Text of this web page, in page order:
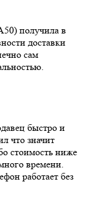
получила в
доставки
сам
быстро и
что значит
стоимость ниже
времени.
работает без